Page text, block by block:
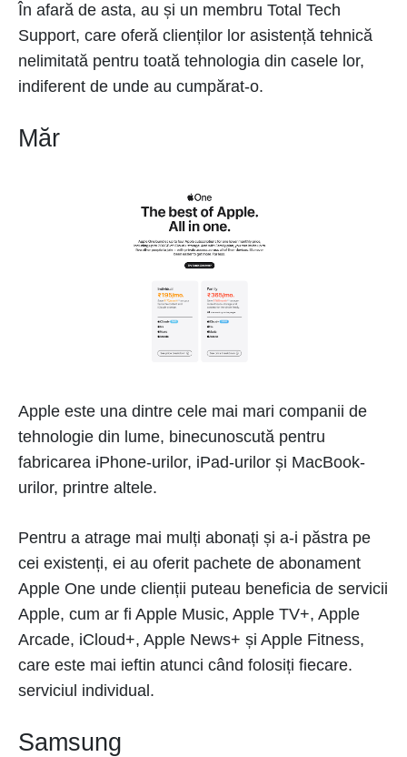
În afară de asta, au și un membru Total Tech
Support, care oferă clienților lor asistență tehnică
nelimitată pentru toată tehnologia din casele lor,
indiferent de unde au cumpărat-o.
Măr
Apple este una dintre cele mai mari companii de
tehnologie din lume, binecunoscută pentru
fabricarea iPhone-urilor, iPad-urilor și MacBook-
urilor, printre altele.
Pentru a atrage mai mulți abonați și a-i păstra pe
cei existenți, ei au oferit pachete de abonament
Apple One unde clienții puteau beneficia de servicii
Apple, cum ar fi Apple Music, Apple TV+, Apple
Arcade, iCloud+, Apple News+ și Apple Fitness,
care este mai ieftin atunci când folosiți fiecare.
serviciul individual.
Samsung